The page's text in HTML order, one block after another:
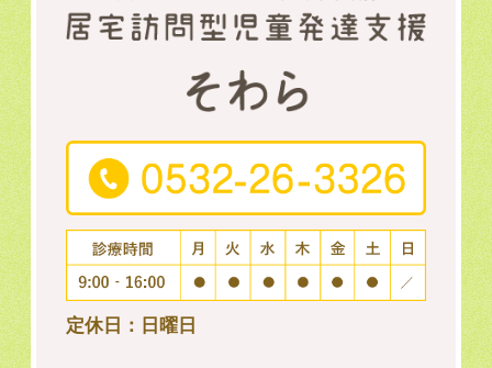
定休日：日曜日